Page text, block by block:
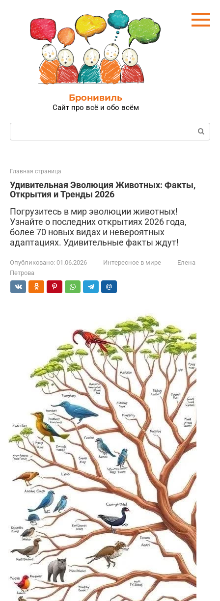
контенту
Бронивиль
Сайт про всё и обо всём
Поиск:
Главная страница
Удивительная Эволюция Животных: Факты,
Открытия и Тренды 2026
Погрузитесь в мир эволюции животных!
Узнайте о последних открытиях 2026 года,
более 70 новых видах и невероятных
адаптациях. Удивительные факты ждут!
Опубликовано: 01.06.2026 Интересное в мире
Елена
Петрова